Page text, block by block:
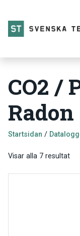
CO2 /
Radon
Startsidan /
Visar alla 7 resultat